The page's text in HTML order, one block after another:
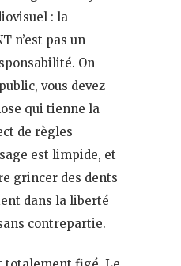
: la
n’est pas un
On
vous devez
qui tienne la
de règles
est limpide, et
grincer des dents
dans la liberté
contrepartie.